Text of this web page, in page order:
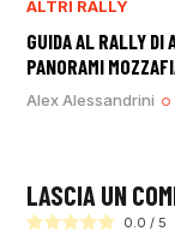
ALTRI RALLY
GUIDA AL RALLY DI
PANORAMI
Alex Alessandrini
LASCIA UN
0.0 / 5